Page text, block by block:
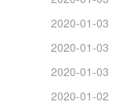
2020-01-03
2020-01-03
2020-01-03
2020-01-02